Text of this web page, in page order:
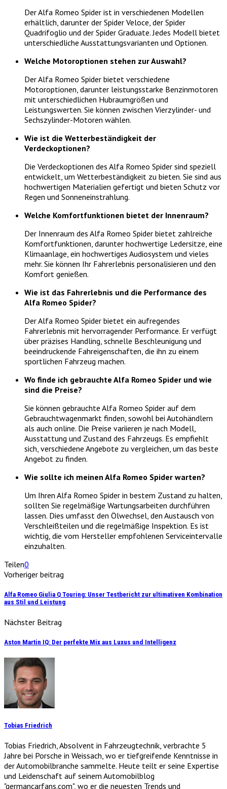
Der Alfa Romeo Spider ist in verschiedenen Modellen
erhältlich, darunter der Spider Veloce, der Spider
Quadrifoglio und der Spider Graduate. Jedes Modell bietet
unterschiedliche Ausstattungsvarianten und Optionen.
Welche Motoroptionen stehen zur Auswahl?
Der Alfa Romeo Spider bietet verschiedene
Motoroptionen, darunter leistungsstarke Benzinmotoren
mit unterschiedlichen Hubraumgrößen und
Leistungswerten. Sie können zwischen Vierzylinder- und
Sechszylinder-Motoren wählen.
Wie ist die Wetterbeständigkeit der
Verdeckoptionen?
Die Verdeckoptionen des Alfa Romeo Spider sind speziell
entwickelt, um Wetterbeständigkeit zu bieten. Sie sind aus
hochwertigen Materialien gefertigt und bieten Schutz vor
Regen und Sonneneinstrahlung.
Welche Komfortfunktionen bietet der Innenraum?
Der Innenraum des Alfa Romeo Spider bietet zahlreiche
Komfortfunktionen, darunter hochwertige Ledersitze, eine
Klimaanlage, ein hochwertiges Audiosystem und vieles
mehr. Sie können Ihr Fahrerlebnis personalisieren und den
Komfort genießen.
Wie ist das Fahrerlebnis und die Performance des
Alfa Romeo Spider?
Der Alfa Romeo Spider bietet ein aufregendes
Fahrerlebnis mit hervorragender Performance. Er verfügt
über präzises Handling, schnelle Beschleunigung und
beeindruckende Fahreigenschaften, die ihn zu einem
sportlichen Fahrzeug machen.
Wo finde ich gebrauchte Alfa Romeo Spider und wie
sind die Preise?
Sie können gebrauchte Alfa Romeo Spider auf dem
Gebrauchtwagenmarkt finden, sowohl bei Autohändlern
als auch online. Die Preise variieren je nach Modell,
Ausstattung und Zustand des Fahrzeugs. Es empfiehlt
sich, verschiedene Angebote zu vergleichen, um das beste
Angebot zu finden.
Wie sollte ich meinen Alfa Romeo Spider warten?
Um Ihren Alfa Romeo Spider in bestem Zustand zu halten,
sollten Sie regelmäßige Wartungsarbeiten durchführen
lassen. Dies umfasst den Ölwechsel, den Austausch von
Verschleißteilen und die regelmäßige Inspektion. Es ist
wichtig, die vom Hersteller empfohlenen Serviceintervalle
einzuhalten.
Teilen0
Vorheriger beitrag
Alfa Romeo Giulia Q Touring: Unser Testbericht zur ultimativen Kombination
aus Stil und Leistung
Nächster Beitrag
Aston Martin IQ: Der perfekte Mix aus Luxus und Intelligenz
Tobias Friedrich
Tobias Friedrich, Absolvent in Fahrzeugtechnik, verbrachte 5
Jahre bei Porsche in Weissach, wo er tiefgreifende Kenntnisse in
der Automobilbranche sammelte. Heute teilt er seine Expertise
und Leidenschaft auf seinem Automobilblog
"germancarfans.com", wo er die neuesten Trends und